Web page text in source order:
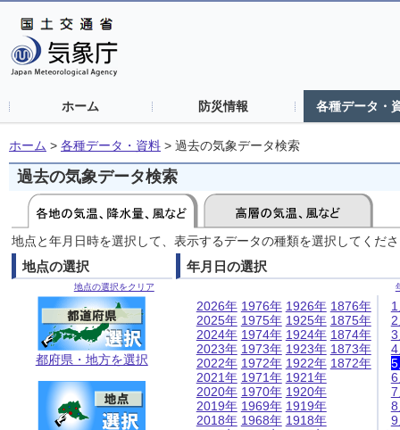
ホーム 防災情報 各種データ・
ホーム > 各種データ・資料 > 過去の気象データ検索
過去の気象データ検索
地点と年月日時を選択して、表示するデータの種類を選択してくだ
地点の選択
地点の選択をクリア
都府県・地方を選択
年月日の選択
2026年
2025年
2024年
2023年
2022年
2021年
2020年
2019年
2018年
1976年
1975年
1974年
1973年
1972年
1971年
1970年
1969年
1968年
1926年
1925年
1924年
1923年
1922年
1921年
1920年
1919年
1918年
1876年
1875年
1874年
1873年
1872年